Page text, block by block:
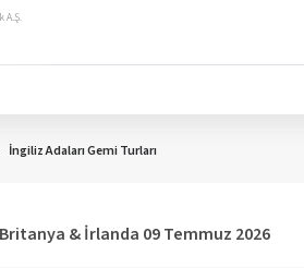
A.Ş.
İngiliz Adaları Gemi Turları